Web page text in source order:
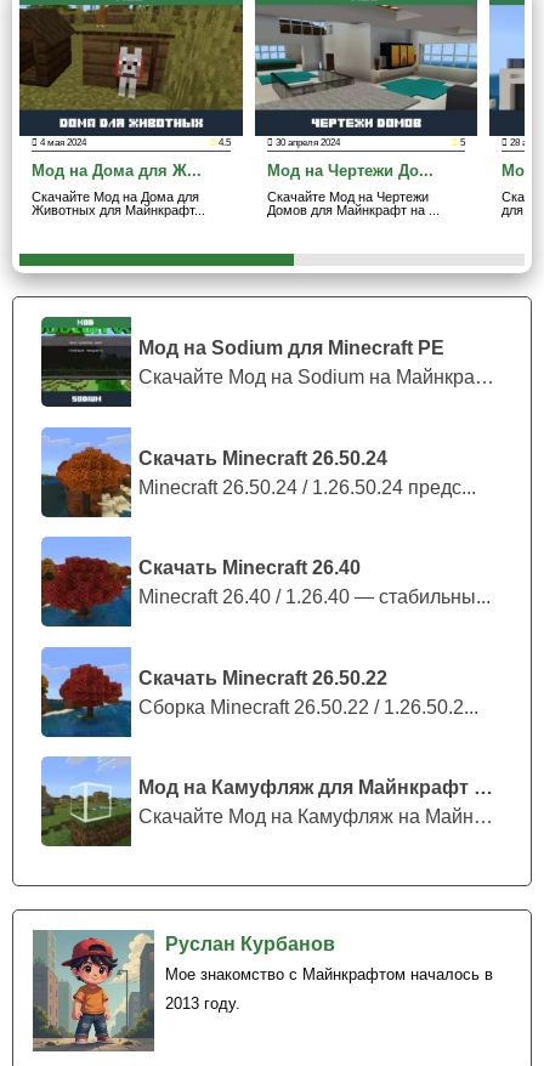
Мод на Sodium для Minecraft PE
Скачайте Мод на Sodium на Майнкрафт П...
Скачать Minecraft 26.50.24
Minecraft 26.50.24 / 1.26.50.24 предс...
Скачать Minecraft 26.40
Minecraft 26.40 / 1.26.40 — стабильны...
Скачать Minecraft 26.50.22
Сборка Minecraft 26.50.22 / 1.26.50.2...
Мод на Камуфляж для Майнкрафт ПЕ
Скачайте Мод на Камуфляж на Майнкрафт...
Руслан Курбанов
Мое знакомство с Майнкрафтом началось в
2013 году.
замаскированную дверь, ведь так ваш секретный дом
точно
не найдут.
Создаются двери при помощи особого блока, а для того
что бы воспроизвести его, нужно всего лишь в окне
крафта обставить верстак 4 палками, сверху, снизу,
слева и справа.
Игрокам Майнкрафт ПЕ стоит учесть что
камуфляжные двери не гарантируют полной
скрытности вашего помещения.
4 мая 2024 4.5
Мод на Дома для Ж...
Скачайте Мод на Дома для
Животных для Майнкрафт...
30 апреля 2024 5
Мод на Чертежи До...
Скачайте Мод на Чертежи
Домов для Майнкрафт на ...
28
Мод
для